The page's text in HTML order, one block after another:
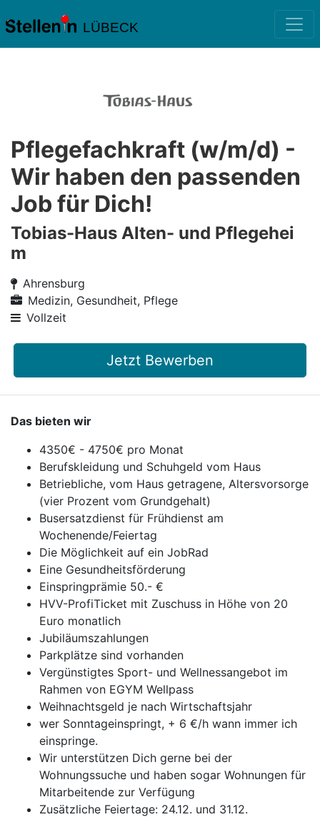
LÜBECK
Pflegefachkraft (w/m/d) -
Wir haben den passenden
Job für Dich!
Tobias-Haus Alten- und Pflegehei
m
Ahrensburg
Medizin, Gesundheit, Pflege
Vollzeit
Jetzt Bewerben
Das bieten wir
4350€ - 4750€ pro Monat
Berufskleidung und Schuhgeld vom Haus
Betriebliche, vom Haus getragene, Altersvorsorge
(vier Prozent vom Grundgehalt)
Busersatzdienst für Frühdienst am
Wochenende/Feiertag
Die Möglichkeit auf ein JobRad
Eine Gesundheitsförderung
Einspringprämie 50.- €
HVV-ProfiTicket mit Zuschuss in Höhe von 20
Euro monatlich
Jubiläumszahlungen
Parkplätze sind vorhanden
Vergünstigtes Sport- und Wellnessangebot im
Rahmen von EGYM Wellpass
Weihnachtsgeld je nach Wirtschaftsjahr
wer Sonntageinspringt, + 6 €/h wann immer ich
einspringe.
Wir unterstützen Dich gerne bei der
Wohnungssuche und haben sogar Wohnungen für
Mitarbeitende zur Verfügung
Zusätzliche Feiertage: 24.12. und 31.12.